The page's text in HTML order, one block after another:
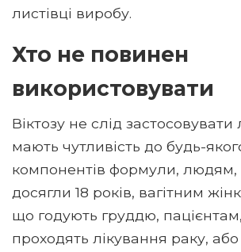
листівці виробу.
Хто не повинен
використовувати
Віктозу не слід
мають чутливість до будь-
компонентів формули, людям,
досягли 18 років, вагітним
що годують груддю, пацієнтам,
проходять лікування раку, або